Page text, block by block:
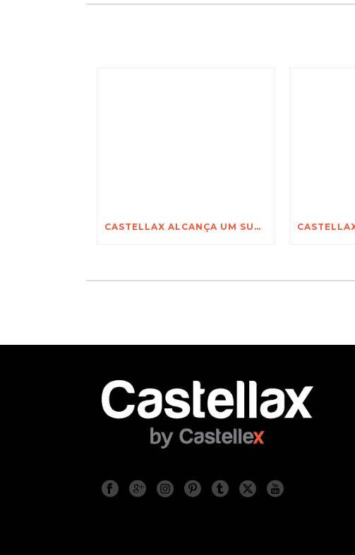
CASTELLAX ALCANÇA UM SUCESSO EXTRAORDINÁRIO NA SECUREX 2026 EM JOANESBURGO